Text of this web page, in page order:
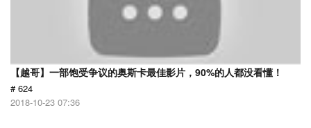
【越哥】一部饱受争议的奥斯卡最佳影片，90%的人都没看懂！
# 624
2018-10-23 07:36